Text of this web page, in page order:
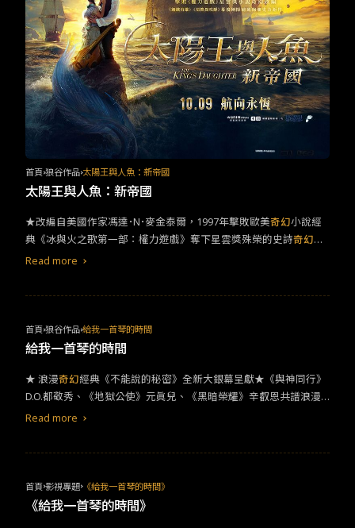
首頁 狼谷作品 太陽王與人魚：新帝國
太陽王與人魚：新帝國
★改編自美國作家馮達･N･麥金泰爾，1997年擊敗歐美奇幻小說經
典《冰與火之歌第一部：權力遊戲》奪下星雲獎殊榮的史詩奇幻小
說《太陽王與海妖》 ★《臥虎藏龍》李安御用編劇詹姆士夏姆斯X
一角，加上奧斯卡影后茱莉安德魯斯擔綱旁白穿針引線領出此一
幻篇章
Read more
首頁 狼谷作品 給我一首琴的時間
給我一首琴的時間
★ 浪漫奇幻經典《不能說的秘密》全新大銀幕呈獻★《與神同行》
D.O.都敬秀、《地獄公使》元眞兒、《黑暗榮耀》辛叡恩共譜浪漫
戀曲★ 原版主題曲加上全新歌曲打造更深入沉浸式體驗★ 透過旋
鄉，成為韓國一所音樂學院的交換學生。有一天，宥俊在校園的舊
練琴室偶遇了正在演奏神秘曲目的貞雅(元眞兒飾)。隨著他們相處的
Read more
首頁 影視專題 《給我一首琴的時間》
《給我一首琴的時間》